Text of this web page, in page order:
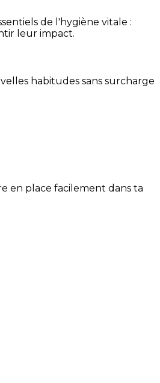
de l'hygiène vitale :
leur impact.
habitudes sans surcharge
en place facilement dans ta